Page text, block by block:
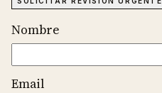
Nombre
Email